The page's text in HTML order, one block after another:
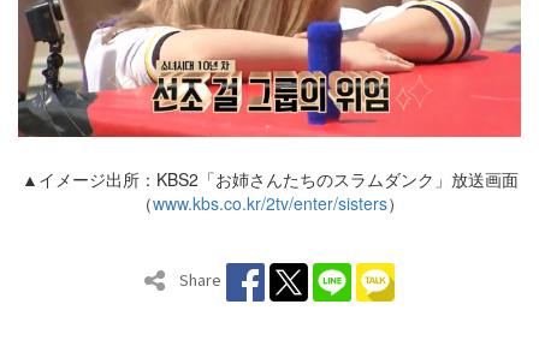
▲イメージ出所：KBS2「お姉さんたちのスラムダンク」放送画面
（www.kbs.co.kr/2tv/enter/sisters）
Share